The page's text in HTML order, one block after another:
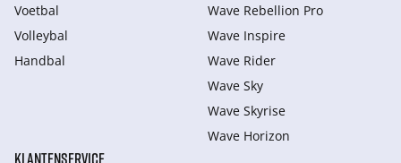
Voetbal
Volleybal
Handbal
Wave Rebellion Pro
Wave Inspire
Wave Rider
Wave Sky
Wave Skyrise
Wave Horizon
KLANTENSERVICE